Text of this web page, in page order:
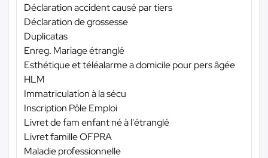
Déclaration accident causé par tiers
Déclaration de grossesse
Duplicatas
Enreg. Mariage étranglé
Esthétique et téléalarme a domicile pour pers âgée
HLM
Immatriculation à la sécu
Inscription Pôle Emploi
Livret de fam enfant né à l'étranglé
Livret famille OFPRA
Maladie professionnelle